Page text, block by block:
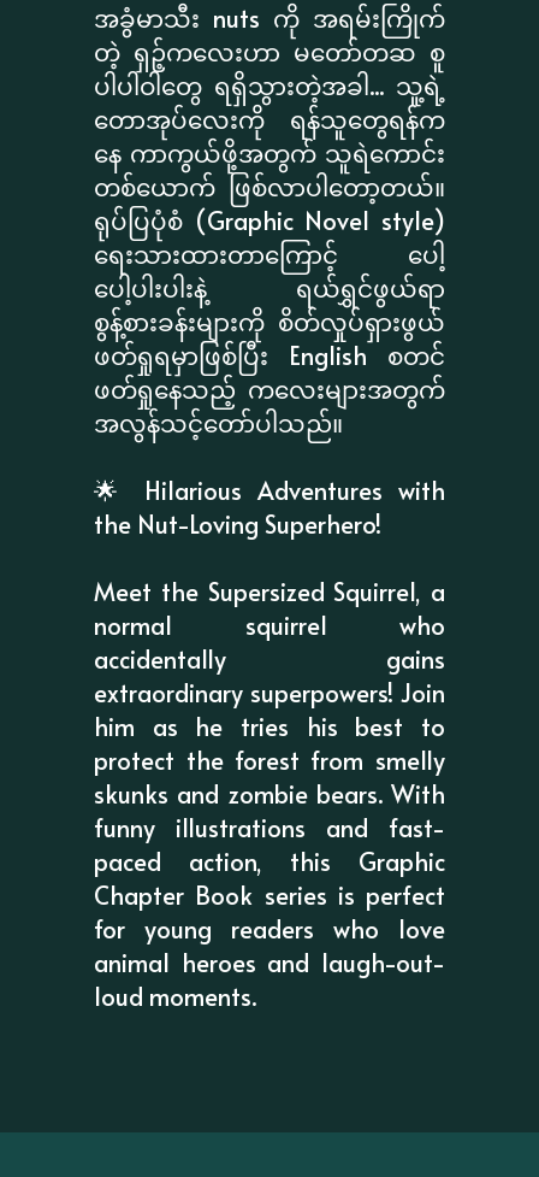
အခွံမာသီး nuts ကို အရမ်းကြိုက်
တဲ့ ရှဉ့်ကလေးဟာ မတော်တဆ စူ
ပါပါဝါတွေ ရရှိသွားတဲ့အခါ... သူ့ရဲ့
တောအုပ်လေးကို ရန်သူတွေရန်က
နေ ကာကွယ်ဖို့အတွက် သူရဲကောင်း
တစ်ယောက် ဖြစ်လာပါတော့တယ်။
ရုပ်ပြပုံစံ (Graphic Novel style)
ရေးသားထားတာကြောင့် ပေါ့
ပေါ့ပါးပါးနဲ့ ရယ်ရွှင်ဖွယ်ရာ
စွန့်စားခန်းများကို စိတ်လှုပ်ရှားဖွယ်
ဖတ်ရှုရမှာဖြစ်ပြီး English စတင်
ဖတ်ရှုနေသည့် ကလေးများအတွက်
အလွန်သင့်တော်ပါသည်။
🌟 Hilarious Adventures with
the Nut-Loving Superhero!
Meet the Supersized Squirrel, a
normal squirrel who
accidentally gains
extraordinary superpowers! Join
him as he tries his best to
protect the forest from smelly
skunks and zombie bears. With
funny illustrations and fast-
paced action, this Graphic
Chapter Book series is perfect
for young readers who love
animal heroes and laugh-out-
loud moments.